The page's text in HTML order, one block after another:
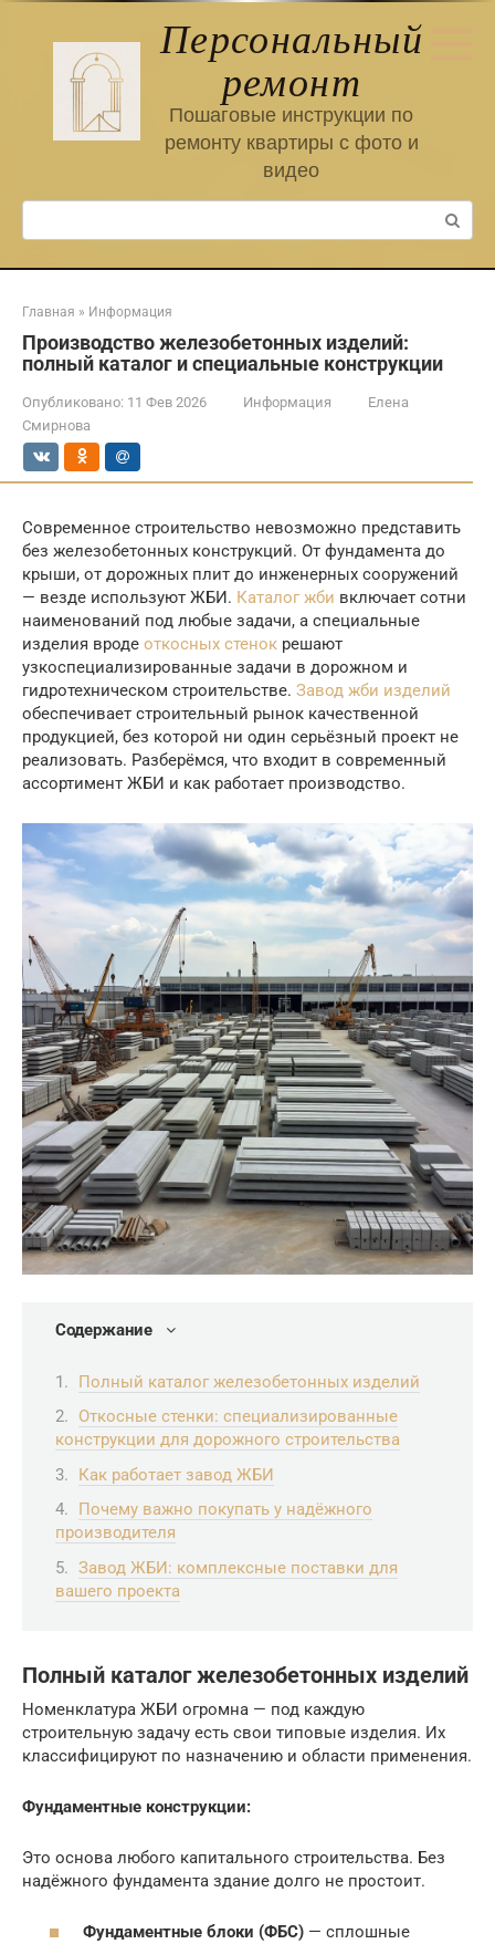
Персональный
ремонт
Пошаговые инструкции по
ремонту квартиры с фото и
видео
Поиск:
Главная » Информация
Производство железобетонных изделий:
полный каталог и специальные конструкции
Опубликовано: 11 Фев 2026 Информация
Елена
Смирнова
Современное строительство невозможно представить
без железобетонных конструкций. От фундамента до
крыши, от дорожных плит до инженерных сооружений
— везде используют ЖБИ. Каталог жби включает сотни
наименований под любые задачи, а специальные
изделия вроде откосных стенок решают
узкоспециализированные задачи в дорожном и
гидротехническом строительстве. Завод жби изделий
обеспечивает строительный рынок качественной
продукцией, без которой ни один серьёзный проект не
реализовать. Разберёмся, что входит в современный
ассортимент ЖБИ и как работает производство.
Содержание
Полный каталог железобетонных изделий
Откосные стенки: специализированные
конструкции для дорожного строительства
Как работает завод ЖБИ
Почему важно покупать у надёжного
производителя
Завод ЖБИ: комплексные поставки для
вашего проекта
Полный каталог железобетонных изделий
Номенклатура ЖБИ огромна — под каждую
строительную задачу есть свои типовые изделия. Их
классифицируют по назначению и области применения.
Фундаментные конструкции:
Это основа любого капитального строительства. Без
надёжного фундамента здание долго не простоит.
Фундаментные блоки (ФБС) — сплошные